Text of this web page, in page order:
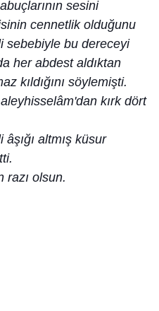
sesini
cennetlik olduğunu
sebebiyle bu dereceyi
her abdest aldıktan
kıldığını söylemişti.
kırk dört
altmış küsur
razı olsun.